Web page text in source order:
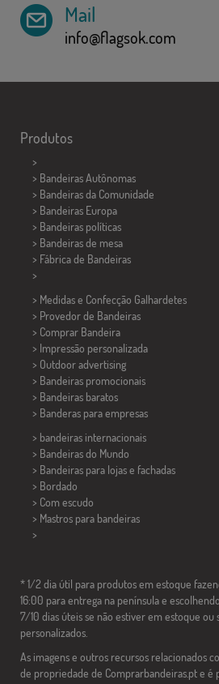
Mail
info@flagsok.com
Produtos
>
> Bandeiras Autônomas
> Bandeiras da Comunidade
> Bandeiras Europa
> Bandeiras políticas
> Bandeiras de mesa
> Fábrica de Bandeiras
>
> Medidas e Confecção Galhardetes
> Provedor de Bandeiras
> Comprar Bandeira
> Impressão personalizada
> Outdoor advertising
> Bandeiras promocionais
> Bandeiras baratos
> Banderas para empresas
> bandeiras internacionais
> Bandeiras do Mundo
> Bandeiras para lojas e fachadas
> Bordado
> Com escudo
> Mastros para bandeiras
>
* 1/2 dia útil para produtos em estoque
16:00 para entrega na península e
7/10 dias úteis se não estiver em estoque
personalizados.
As imagens e outros recursos relacionados
de propriedade de Comprarbandeiras.pt e é